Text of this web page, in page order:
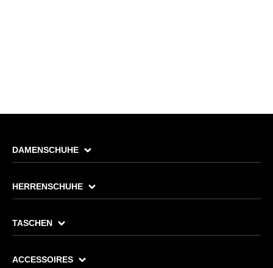
DAMENSCHUHE
HERRENSCHUHE
TASCHEN
ACCESSOIRES